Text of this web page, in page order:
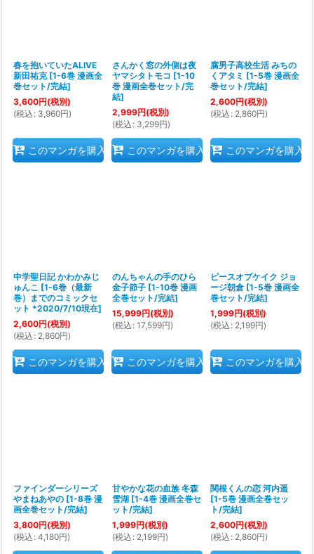
春を抱いていたALIVE
新田祐克 [1-6巻 漫画全
巻セット/完結]
3,600円(税別)
(税込 : 3,960円)
このマンガを購入
さんかく窓の外側は夜
ヤマシタトモコ [1-10
巻 漫画全巻セット/完
結]
2,999円(税別)
(税込 : 3,299円)
このマンガを購入
腐男子高校生活 みちの
くアタミ [1-5巻 漫画全
巻セット/完結]
2,600円(税別)
(税込 : 2,860円)
このマンガを購入
中学聖日記 かわかみじ
ゅんこ [1-6巻（最新
巻）までのコミックセ
ット *2020/7/10現在]
2,600円(税別)
(税込 : 2,860円)
このマンガを購入
のんちゃんの手のひら
金子節子 [1-10巻 漫画
全巻セット/完結]
15,999円(税別)
(税込 : 17,599円)
このマンガを購入
ピースオブケイク ジョ
ージ朝倉 [1-5巻 漫画全
巻セット/完結]
1,999円(税別)
(税込 : 2,199円)
このマンガを購入
ファインダーシリーズ
やまねあやの [1-8巻 漫
画全巻セット/完結]
3,800円(税別)
(税込 : 4,180円)
甘やかな花の血族 冬森
雪湖 [1-4巻 漫画全巻セ
ット/完結]
1,999円(税別)
(税込 : 2,199円)
関根くんの恋 河内遥
[1-5巻 漫画全巻セッ
ト/完結]
2,600円(税別)
(税込 : 2,860円)